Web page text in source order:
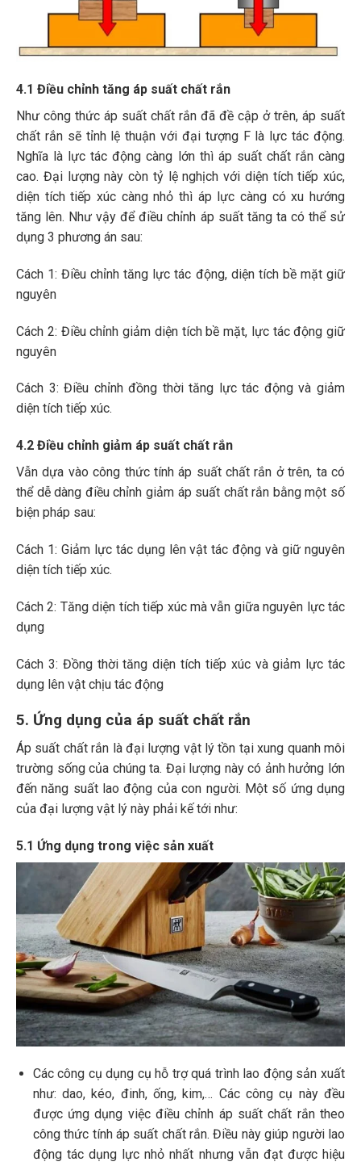
4.1 Điều chỉnh tăng áp suất chất rắn
Như công thức áp suất chất rắn đã đề cập ở trên, áp suất
chất rắn sẽ tỉnh lệ thuận với đại tượng F là lực tác động.
Nghĩa là lực tác động càng lớn thì áp suất chất rắn càng
cao. Đại lượng này còn tỷ lệ nghịch với diện tích tiếp xúc,
diện tích tiếp xúc càng nhỏ thì áp lực càng có xu hướng
tăng lên. Như vậy để điều chỉnh áp suất tăng ta có thể sử
dụng 3 phương án sau:
Cách 1: Điều chỉnh tăng lực tác động, diện tích bề mặt giữ
nguyên
Cách 2: Điều chỉnh giảm diện tích bề mặt, lực tác động giữ
nguyên
Cách 3: Điều chỉnh đồng thời tăng lực tác động và giảm
diện tích tiếp xúc.
4.2 Điều chỉnh giảm áp suất chất rắn
Vẫn dựa vào công thức tính áp suất chất rắn ở trên, ta có
thể dễ dàng điều chỉnh giảm áp suất chất rắn bằng một số
biện pháp sau:
Cách 1: Giảm lực tác dụng lên vật tác động và giữ nguyên
diện tích tiếp xúc.
Cách 2: Tăng diện tích tiếp xúc mà vẫn giữa nguyên lực tác
dụng
Cách 3: Đồng thời tăng diện tích tiếp xúc và giảm lực tác
dụng lên vật chịu tác động
5. Ứng dụng của áp suất chất rắn
Áp suất chất rắn là đại lượng vật lý tồn tại xung quanh môi
trường sống của chúng ta. Đại lượng này có ảnh hưởng lớn
đến năng suất lao động của con người. Một số ứng dụng
của đại lượng vật lý này phải kế tới như:
5.1 Ứng dụng trong việc sản xuất
Các công cụ dụng cụ hỗ trợ quá trình lao động sản xuất
như: dao, kéo, đinh, ống, kim,… Các công cụ này đều
được ứng dụng việc điều chỉnh áp suất chất rắn theo
công thức tính áp suất chất rắn. Điều này giúp người lao
động tác dụng lực nhỏ nhất nhưng vẫn đạt được hiệu